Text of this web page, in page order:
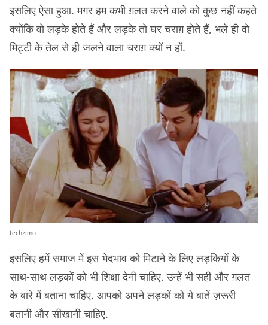
इसलिए ऐसा हुआ. मगर हम कभी ग़लत करने वाले को कुछ नहीं कहते
क्योंकि वो लड़के होते हैं और लड़के तो घर चराग़ होते हैं, भले ही वो
मिट्टी के तेल से ही जलने वाला चराग़ क्यों न हों.
techzimo
इसलिए हमें समाज में इस भेदभाव को मिटाने के लिए लड़कियों के
साथ-साथ लड़कों को भी शिक्षा देनी चाहिए. उन्हें भी सही और ग़लत
के बारे में बताना चाहिए. आपको अपने लड़कों को ये बातें ज़रूरी
बतानी और सीखानी चाहिए.